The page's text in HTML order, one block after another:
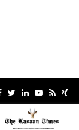
Facebook
TwitterLinkedinYoutube
RssXing